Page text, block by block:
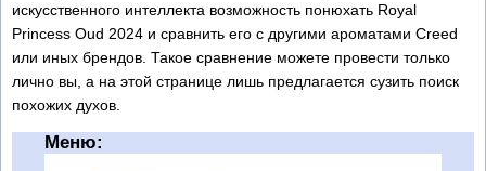
искусственного интеллекта возможность понюхать Royal
Princess Oud 2024 и сравнить его с другими ароматами Creed
или иных брендов. Такое сравнение можете провести только
лично вы, а на этой странице лишь предлагается сузить поиск
похожих духов.
Меню: